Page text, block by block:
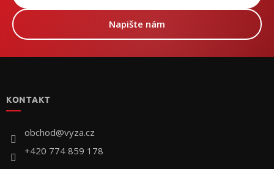
Napište nám
KONTAKT
obchod@vyza.cz
+420 774 859 178